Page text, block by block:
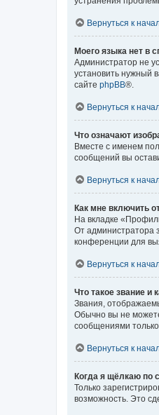
Вернуться к
Моего языка нет в
Администратор не
установить нужный
сайте phpBB®.
Вернуться к
Что означают
Вместе с именем
сообщений вы
Вернуться к
Как мне включить
На вкладке
От администратора
конференции для
Вернуться к
Что такое звание и
Звания,
Обычно вы не
сообщениями
Вернуться к
Когда я щёлкаю по
Только
возможность. Это